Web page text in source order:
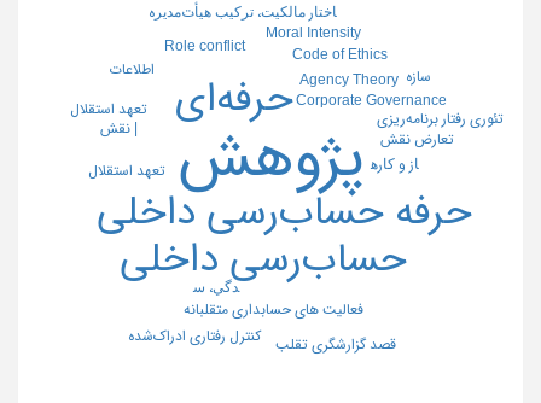
پژوهش
حرفه حساب‌رسی داخلی
حرفه‌ای
حساب‌رسی داخلی
Agency Theory
Code of Ethics
Corporate Governance
Moral Intensity
Role conflict
ﺎﺧﺘﺎر ﻣﺎﻟﻜﻴﺖ، ﺗﺮﻛﻴﺐ ﻫﻴﺄتﻣﺪﻳﺮه
ﺎز و ﻛﺎرﻫ
تعارض نقش
تعهد استقلال
ﺪﮔﻲ، ﺳ
فعالیت های حسابداری متقلبانه
| نقش
اطلاعات
تئوری رفتار برنامه‌ریزی
تعهد استقلال
سازه
قصد گزارشگری تقلب
کنترل رفتاری ادراک‌شده